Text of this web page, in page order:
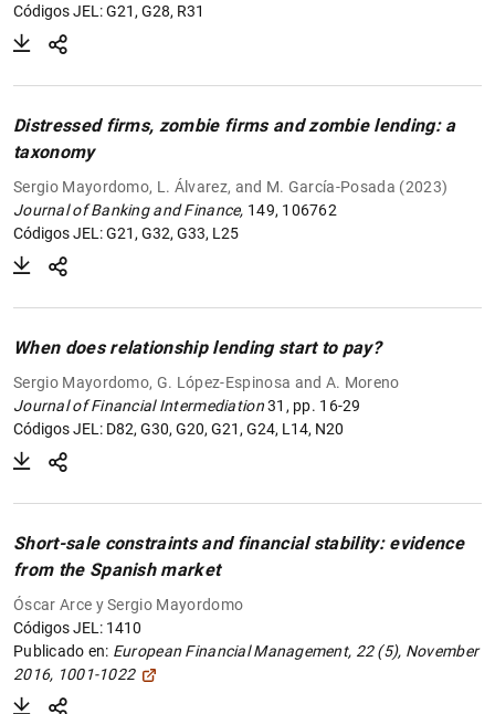
Códigos JEL: G21, G28, R31
Distressed firms, zombie firms and zombie lending: a
taxonomy
Sergio Mayordomo, L. Álvarez, and M. García-Posada (2023)
Journal of Banking and Finance, 149, 106762
Códigos JEL: G21, G32, G33, L25
When does relationship lending start to pay?
Sergio Mayordomo, G. López-Espinosa and A. Moreno
Journal of Financial Intermediation31, pp. 16-29
Códigos JEL: D82, G30, G20, G21, G24, L14, N20
Short-sale constraints and financial stability: evidence
from the Spanish market
Óscar Arce y Sergio Mayordomo
Códigos JEL: 1410
Publicado en: European Financial Management, 22 (5), November
2016, 1001-1022